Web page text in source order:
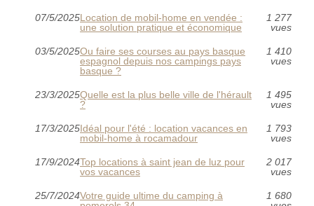
07/5/2025Location de mobil-home en vendée :
une solution pratique et économique
1 277
vues
03/5/2025Ou faire ses courses au pays basque
espagnol depuis nos campings pays
basque ?
1 410
vues
23/3/2025Quelle est la plus belle ville de l'hérault
?
1 495
vues
17/3/2025Idéal pour l'été : location vacances en
mobil-home à rocamadour
1 793
vues
17/9/2024Top locations à saint jean de luz pour
vos vacances
2 017
vues
25/7/2024Votre guide ultime du camping à
1 680